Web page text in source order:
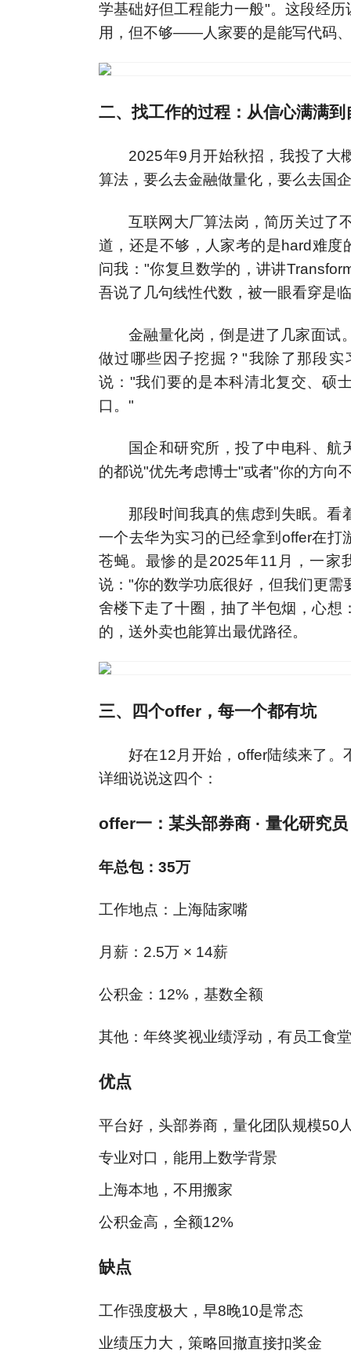
学基础好但工程能力一般"。这段经
用，但不够——人家要的是能写代码
二、找工作的过程：从信心满满到
2025年9月开始秋招，我投了大
算法，要么去金融做量化，要么去国
互联网大厂算法岗，简历关过了
道，还是不够，人家考的是hard难
问我："你复旦数学的，讲讲
吾说了几句线性代数，被一眼看穿是
金融量化岗，倒是进了几家面试
做过哪些因子挖掘？"我除了那段
说："我们要的是本科清北复交、硕
口。"
国企和研究所，投了中电科、
的都说"优先考虑博士"或者"你的方向
那段时间我真的焦虑到失眠。
一个去华为实习的已经拿到offer在
苍蝇。最惨的是2025年11月，一家
说："你的数学功底很好，但我们更
舍楼下走了十圈，抽了半包烟，心
的，送外卖也能算出最优路径。
三、四个offer，每一个都有坑
好在12月开始，offer陆续来了。
详细说说这四个：
offer一：某头部券商 · 量化研究员
年总包：35万
工作地点：上海陆家嘴
月薪：2.5万 × 14薪
公积金：12%，基数全额
其他：年终奖视业绩浮动，有员工食
优点
平台好，头部券商，量化团队规模50
专业对口，能用上数学背景
上海本地，不用搬家
公积金高，全额12%
缺点
工作强度极大，早8晚10是常态
业绩压力大，策略回撤直接扣奖金